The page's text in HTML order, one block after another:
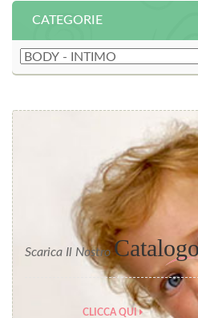
CATEGORIE
Scarica Il Nostro
CLICCA QUI